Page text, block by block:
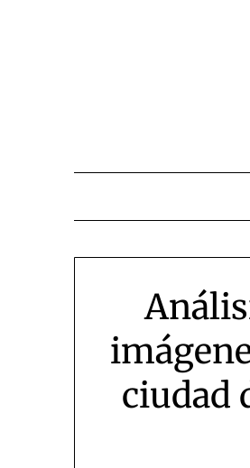
ciudad